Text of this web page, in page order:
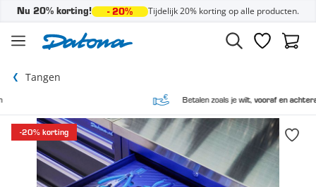
Nu 20% korting! - 20% Tijdelijk 20% korting op alle producten.
Verlanglijst
Tangen
Betalen zoals je wilt,vooraf en achteraf
-20% korting